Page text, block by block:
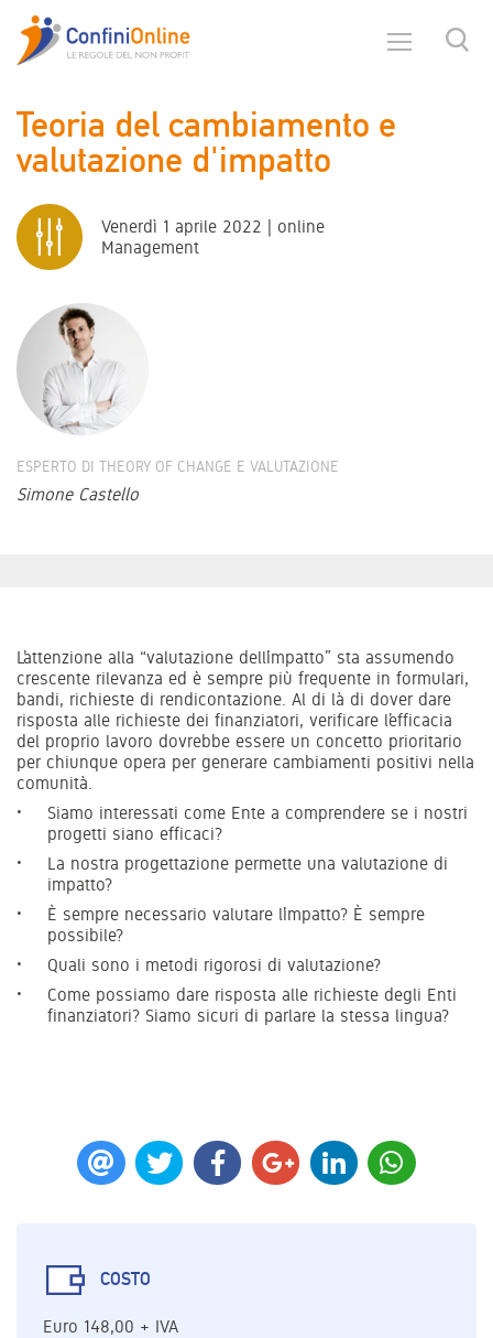
Teoria del cambiamento e
valutazione d'impatto
Venerdì 1 aprile 2022 | online
Management
ESPERTO DI THEORY OF CHANGE E VALUTAZIONE
Simone Castello
L’attenzione alla “valutazione dell’impatto” sta assumendo
crescente rilevanza ed è sempre più frequente in formulari,
bandi, richieste di rendicontazione. Al di là di dover dare
risposta alle richieste dei finanziatori, verificare l’efficacia
del proprio lavoro dovrebbe essere un concetto prioritario
per chiunque opera per generare cambiamenti positivi nella
comunità.
Siamo interessati come Ente a comprendere se i nostri
progetti siano efficaci?
La nostra progettazione permette una valutazione di
impatto?
È sempre necessario valutare l’impatto? È sempre
possibile?
Quali sono i metodi rigorosi di valutazione?
Come possiamo dare risposta alle richieste degli Enti
finanziatori? Siamo sicuri di parlare la stessa lingua?
COSTO
Euro 148,00 + IVA